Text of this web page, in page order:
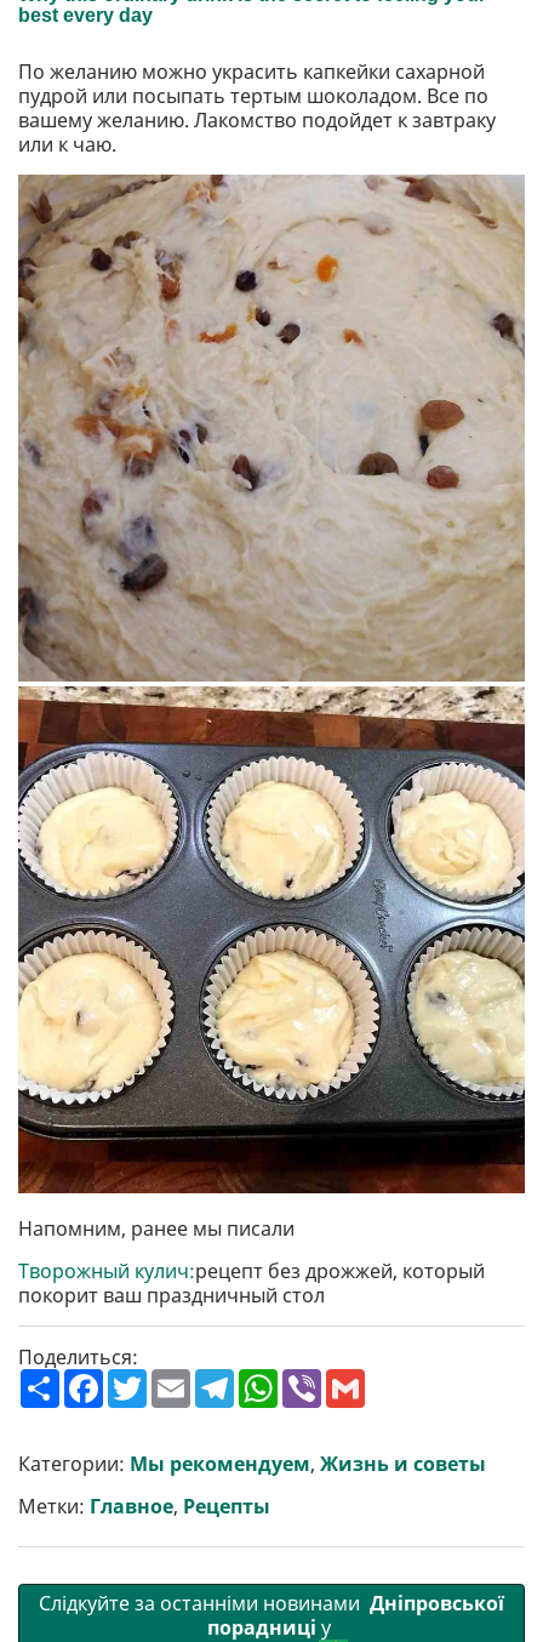
По желанию можно украсить капкейки сахарной
пудрой или посыпать тертым шоколадом. Все по
вашему желанию. Лакомство подойдет к завтраку
или к чаю.
Напомним, ранее мы писали
Творожный кулич:рецепт без дрожжей, который
покорит ваш праздничный стол
Поделиться:
П
о
р
и
т
и
F
a
b
o
o
k
T
w
t
e
r
E
m
l
T
e
g
r
a
m
W
h
s
A
V
r l
Категории: Мы рекомендуем, Жизнь и советы
Метки: Главное, Рецепты
Слідкуйте за останніми новинами Дніпровської
порадниці у